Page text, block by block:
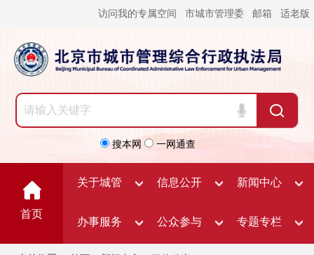
访问我的专属空间 市城市管理委 邮箱 适老版
搜本网 一网通查
首页
关于城管 信息公开 新闻中心
办事服务 公众参与 专题专栏